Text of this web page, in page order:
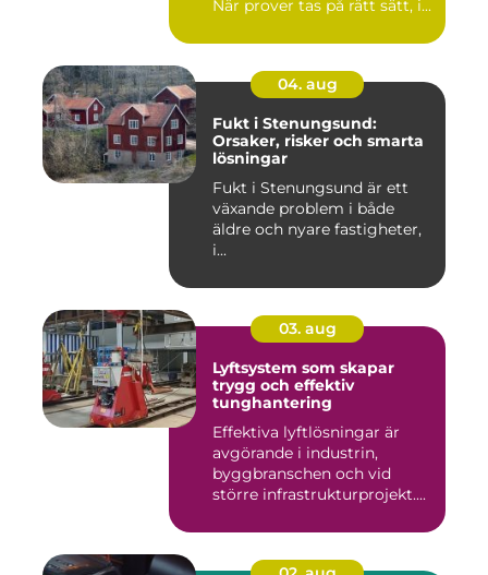
När prover tas på rätt sätt, i...
04. aug
Fukt i Stenungsund:
Orsaker, risker och smarta
lösningar
Fukt i Stenungsund är ett
växande problem i både
äldre och nyare fastigheter,
i...
03. aug
Lyftsystem som skapar
trygg och effektiv
tunghantering
Effektiva lyftlösningar är
avgörande i industrin,
byggbranschen och vid
större infrastrukturprojekt....